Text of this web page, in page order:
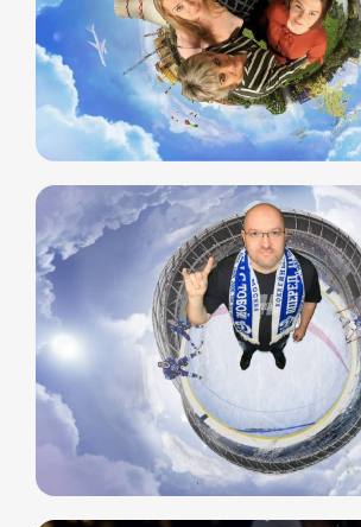
Отвечаем на звонки моментально, а в
Телеграм еще быстрее
Свяжитесь с нами
любым удобным
для вас способом
Дима Слава